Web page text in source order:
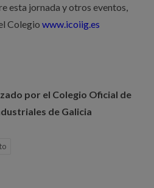
esta jornada y otros eventos,
Colegio www.icoiig.es
por el Colegio Oficial de
de Galicia